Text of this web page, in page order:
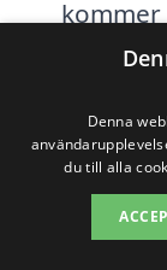
Typ av
byta ut
Denna
du till alla